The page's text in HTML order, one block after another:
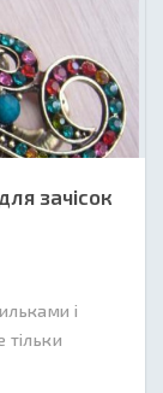
зачісок
і